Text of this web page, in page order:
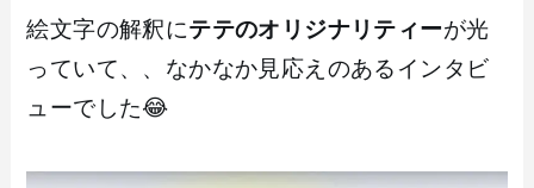
絵文字の解釈にテテのオリジナリティーが光
っていて、、なかなか見応えのあるインタビ
ューでした😂